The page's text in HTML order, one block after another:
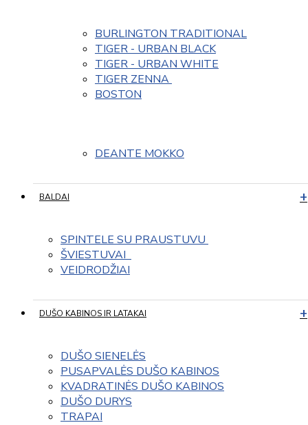
BURLINGTON TRADITIONAL
TIGER - URBAN BLACK
TIGER - URBAN WHITE
TIGER ZENNA
BOSTON
DEANTE MOKKO
BALDAI
SPINTELE SU PRAUSTUVU
ŠVIESTUVAI
VEIDRODŽIAI
DUŠO KABINOS IR LATAKAI
DUŠO SIENELĖS
PUSAPVALĖS DUŠO KABINOS
KVADRATINĖS DUŠO KABINOS
DUŠO DURYS
TRAPAI